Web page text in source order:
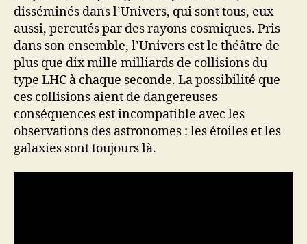
disséminés dans l’Univers, qui sont tous, eux
aussi, percutés par des rayons cosmiques. Pris
dans son ensemble, l’Univers est le théâtre de
plus que dix mille milliards de collisions du
type LHC à chaque seconde. La possibilité que
ces collisions aient de dangereuses
conséquences est incompatible avec les
observations des astronomes : les étoiles et les
galaxies sont toujours là.